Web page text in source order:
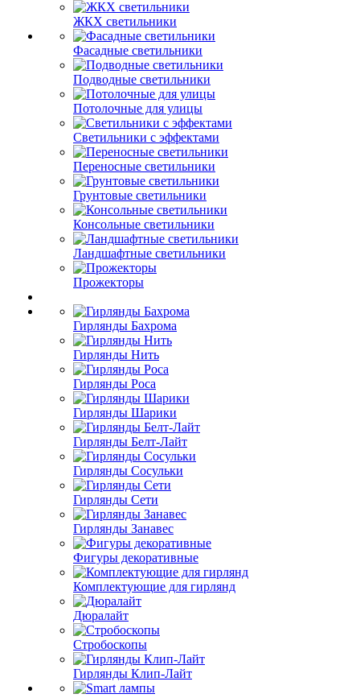
ЖКХ светильники
Фасадные светильники
Подводные светильники
Потолочные для улицы
Светильники с эффектами
Переносные светильники
Грунтовые светильники
Консольные светильники
Ландшафтные светильники
Прожекторы
Гирлянды Бахрома
Гирлянды Нить
Гирлянды Роса
Гирлянды Шарики
Гирлянды Белт-Лайт
Гирлянды Сосульки
Гирлянды Сети
Гирлянды Занавес
Фигуры декоративные
Комплектующие для гирлянд
Дюралайт
Стробоскопы
Гирлянды Клип-Лайт